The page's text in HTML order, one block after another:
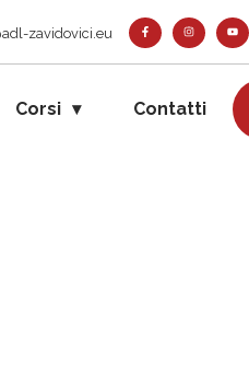
zavidovici.eu
Corsi Contatti